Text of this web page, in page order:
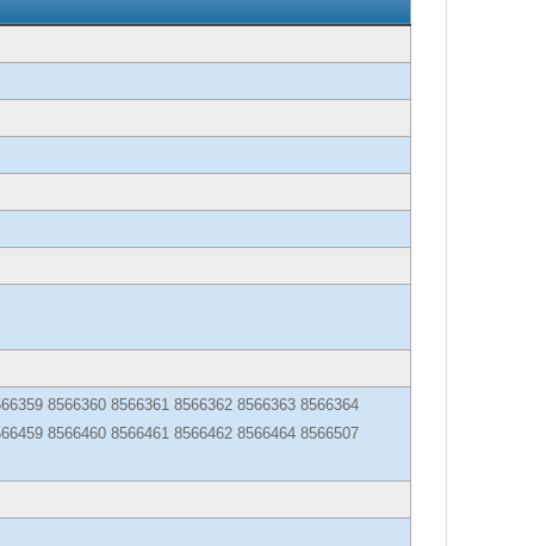
8566360 8566361 8566362 8566363 8566364
8566460 8566461 8566462 8566464 8566507